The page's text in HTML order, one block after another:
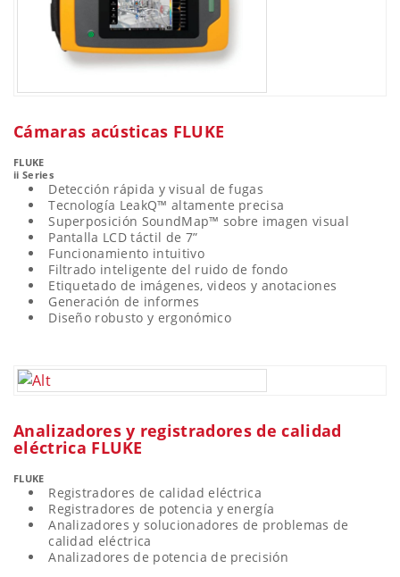
Cámaras acústicas FLUKE
FLUKE
ii Series
Detección rápida y visual de fugas
Tecnología LeakQ™ altamente precisa
Superposición SoundMap™ sobre imagen visual
Pantalla LCD táctil de 7”
Funcionamiento intuitivo
Filtrado inteligente del ruido de fondo
Etiquetado de imágenes, videos y anotaciones
Generación de informes
Diseño robusto y ergonómico
Analizadores y registradores de calidad
eléctrica FLUKE
FLUKE
Registradores de calidad eléctrica
Registradores de potencia y energía
Analizadores y solucionadores de problemas de
calidad eléctrica
Analizadores de potencia de precisión